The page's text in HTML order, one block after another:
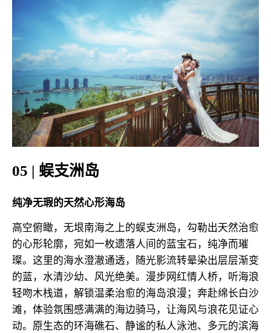
05 | 蜈支洲岛
纯净无瑕的天然心形海岛
高空俯瞰，无垠南海之上的蜈支洲岛，勾勒出天然治愈
的心形轮廓，宛如一枚遗落人间的蓝宝石，纯净而璀
璨。这里的海水澄澈通透，随光影流转晕染出层层渐变
的蓝，水清沙幼、风光绝美。漫步网红情人桥，听海浪
轻吻木栈道，解锁温柔治愈的海岛浪漫；奔赴绵长白沙
滩，体验氛围感满满的海边骑马，让海风与浪花见证心
动。原生态的环海礁石、静谧的私人泳池、多元的滨海